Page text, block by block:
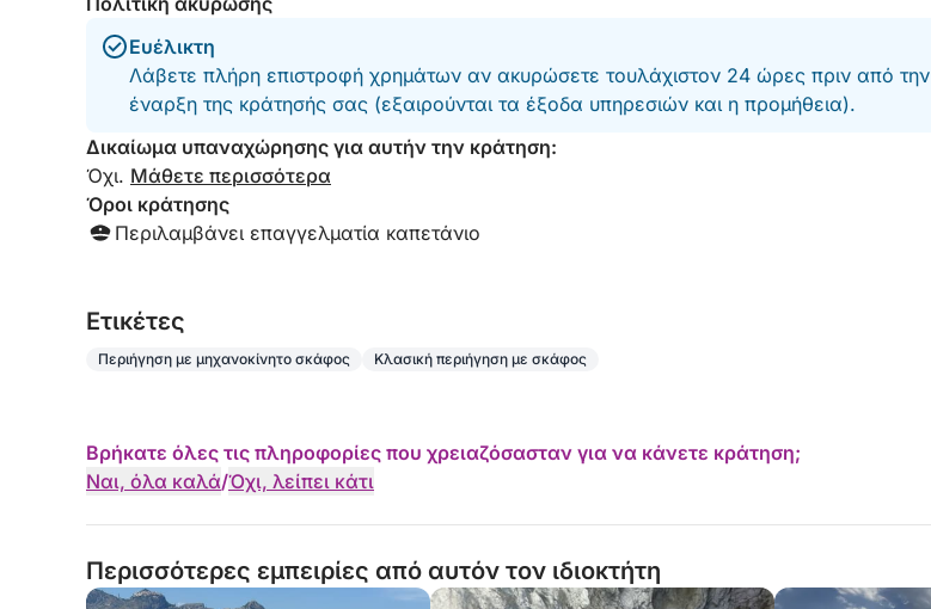
Ευέλικτη
Λάβετε πλήρη επιστροφή χρημάτων αν ακυρώσετε τουλάχιστον 24 ώρες πριν από την
έναρξη της κράτησής σας (εξαιρούνται τα έξοδα υπηρεσιών και η προμήθεια).
Δικαίωμα υπαναχώρησης για αυτήν την κράτηση:
Όχι. Μάθετε περισσότερα
Όροι κράτησης
Περιλαμβάνει επαγγελματία καπετάνιο
Eτικέτες
Περιήγηση με μηχανοκίνητο σκάφος Κλασική περιήγηση με σκάφος
Βρήκατε όλες τις πληροφορίες που χρειαζόσασταν για να κάνετε κράτηση;
Ναι, όλα καλά/Όχι, λείπει κάτι
Περισσότερες εμπειρίες από αυτόν τον ιδιοκτήτη